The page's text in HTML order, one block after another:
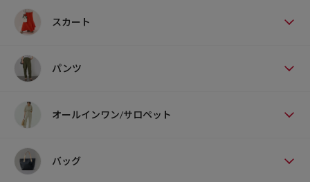
スカート
パンツ
オールインワン/サロペット
バッグ